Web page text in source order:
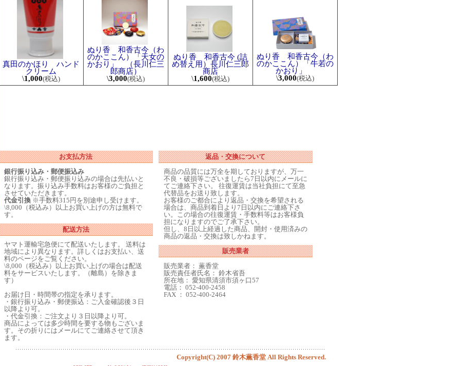
真田のかほり ハンド
クリーム
\1,000(税込)
ぬり香 和香古今（わ
のかここん）「天女の
かおり」 （長川仁三
郎商店）
\3,000(税込)
ぬり香 和香古今 (詰
め替え用）長川仁三郎
商店
\1,600(税込)
ぬり香 和香古今（わ
のかここん）「牛若の
かおり」
\3,000(税込)
お支払方法
銀行振り込み・郵便振込み
銀行振り込み・郵便振り込みの場合は先払いと
なります。振り込み手数料はお客様のご負担と
させていただきます。
代金引換※手数料315円を別途申し受けます。
\8,000（税込み）以上お買い上げの方は無料で
す。
配送方法
ヤマト運輸宅急便にて配送いたします。 送料は
地域により異なります。詳しくはお支払い、送
料のページをご覧ください。
\8,000（税込み）以上お買い上げの場合は配送
料をサービスいたします。（離島）を除きま
す）
お届け日・時間帯の指定を承ります。
・銀行振り込み・郵便振込：ご入金確認後３日
以降より可。
・代金引換：ご注文より３日以降より可。
商品によっては多少時間を要する物もございま
す。その折りにはメールにてご連絡させて頂き
ます。
返品・交換について
商品の品質には万全を期しておりますが、万一
不良・破損等ございましたら7日以内にメールに
てご連絡下さい。 往復運賃は当社負担にて至急
代替品をお送り致します。
お客様のご都合により返品・交換を希望される
場合は、商品到着日より7日以内にご連絡下さ
い。この場合の往復運賃・手数料等はお客様負
担になりますのでご了承下さい。
但し、8日以上経過した商品、開封・使用済みの
商品の返品・交換は致しかねます。
販売業者
販売業者： 薫香堂
販売責任者氏名： 鈴木省吾
所在地： 愛知県清須市須ヶ口57
電話： 052-400-2458
FAX ： 052-400-2464
Copyright(C) 2007 鈴木薫香堂 All Rights Reserved.